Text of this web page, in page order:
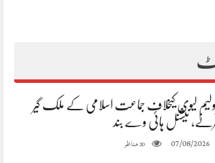
لیوی کیخلاف جماعت اسلامی کے ملک گیر
نیشنل ہائی وے بند
07/08/2026
20مناظر